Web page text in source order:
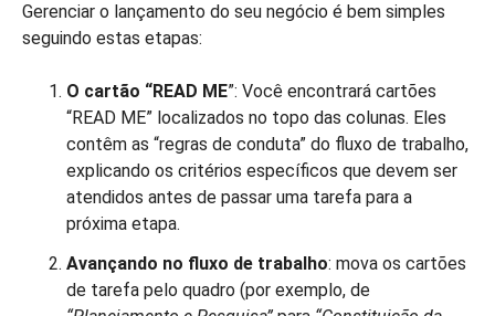
Gerenciar o lançamento do seu negócio é bem simples
seguindo estas etapas:
O cartão “READ ME”: Você encontrará cartões
“READ ME” localizados no topo das colunas. Eles
contêm as “regras de conduta” do fluxo de trabalho,
explicando os critérios específicos que devem ser
atendidos antes de passar uma tarefa para a
próxima etapa.
Avançando no fluxo de trabalho: mova os cartões
de tarefa pelo quadro (por exemplo, de